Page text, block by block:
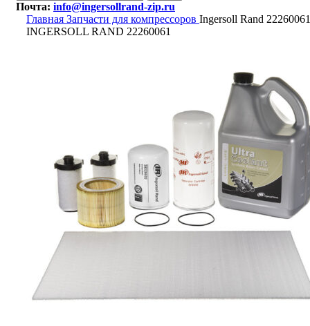
Почта: info@ingersollrand-zip.ru
Главная Запчасти для компрессоров Ingersoll Rand 22260061
INGERSOLL RAND 22260061